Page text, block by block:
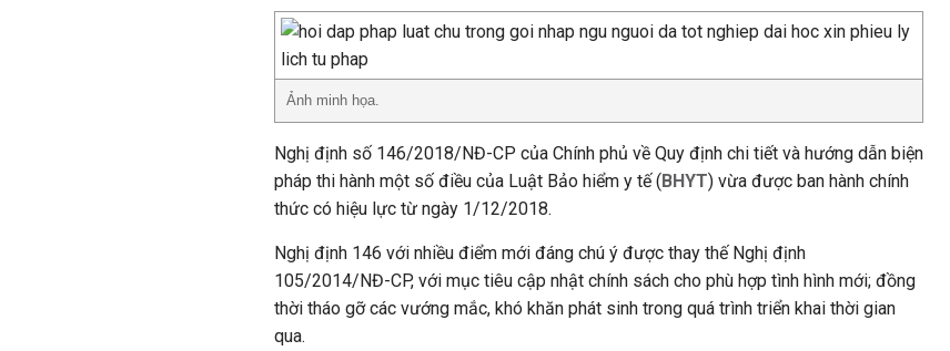
Ảnh minh họa.
Nghị định số 146/2018/NĐ-CP của Chính phủ về Quy định chi tiết và hướng dẫn biện
pháp thi hành một số điều của Luật Bảo hiểm y tế (BHYT) vừa được ban hành chính
thức có hiệu lực từ ngày 1/12/2018.
Nghị định 146 với nhiều điểm mới đáng chú ý được thay thế Nghị định
105/2014/NĐ-CP, với mục tiêu cập nhật chính sách cho phù hợp tình hình mới; đồng
thời tháo gỡ các vướng mắc, khó khăn phát sinh trong quá trình triển khai thời gian
qua.